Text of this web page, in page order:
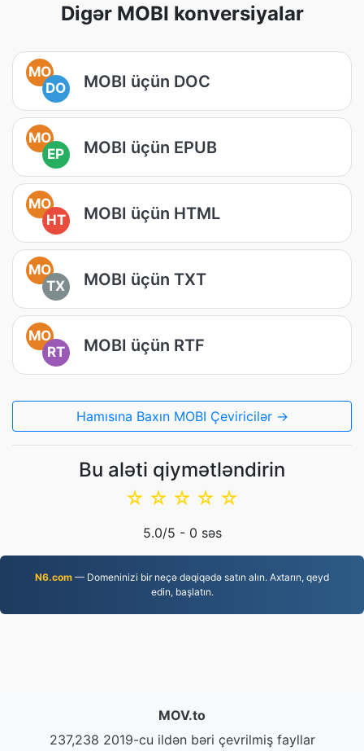
Digər MOBI konversiyalar
MO
DO
MOBI üçün DOC
MO
EP
MOBI üçün EPUB
MO
HT
MOBI üçün HTML
MO
TX
MOBI üçün TXT
MO
RT
MOBI üçün RTF
Hamısına Baxın MOBI Çeviricilər →
Bu aləti qiymətləndirin
☆
☆
☆
☆
☆
5.0/5 - 0 səs
N6.com — Domeninizi bir neçə dəqiqədə satın alın. Axtarın, qeyd
edin, başlatın.
MOV.to
237,238 2019-cu ildən bəri çevrilmiş fayllar